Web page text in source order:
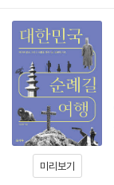
미리보기